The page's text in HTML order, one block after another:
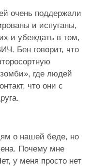
очень поддержали
и испуганы,
и убеждать в том,
Бен говорит, что
зомби», где людей
что они с
о нашей беде, но
Почему мне
у меня просто нет